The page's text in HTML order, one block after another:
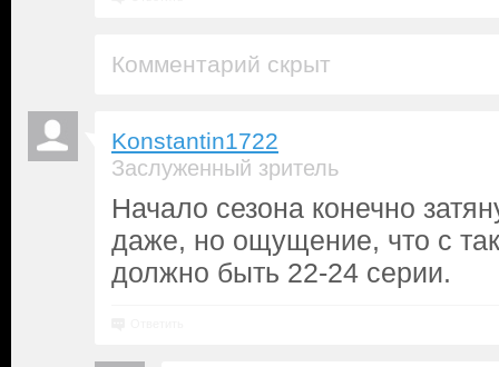
Комментарий скрыт
Konstantin1722
Заслуженный зритель
Начало сезона конечно
даже, но ощущение, что с
должно быть 22-24 серии.